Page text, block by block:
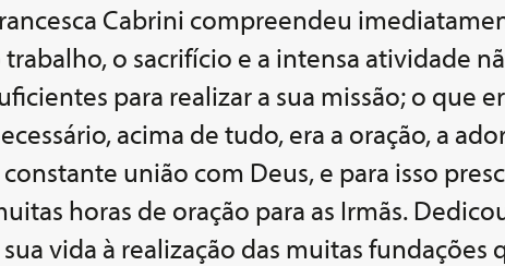
Cabrini compreendeu
trabalho, o sacrifício e a intensa atividade
para realizar a sua missão; o que
acima de tudo, era a oração, a
constante união com Deus, e para isso
horas de oração para as Irmãs.
sua vida à realização das muitas fundações